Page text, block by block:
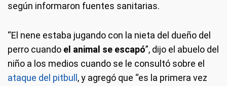
según informaron fuentes sanitarias.
“El nene estaba jugando con la nieta del dueño del
perro cuando el animal se escapó”, dijo el abuelo del
niño a los medios cuando se le consultó sobre el
ataque del pitbull , y agregó que “es la primera vez